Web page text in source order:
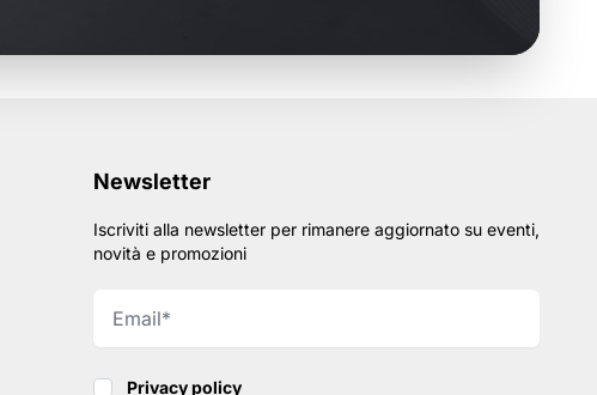
Newsletter
Iscriviti alla newsletter per rimanere aggiornato su eventi,
novità e promozioni
Privacy policy